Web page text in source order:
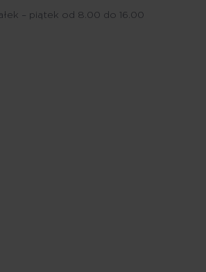
– piątek od 8.00 do 16.00